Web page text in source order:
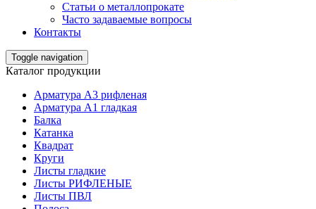
Статьи о металлопрокате
Часто задаваемые вопросы
Контакты
Toggle navigation
Каталог продукции
Арматура А3 рифленая
Арматура А1 гладкая
Балка
Катанка
Квадрат
Круги
Листы гладкие
Листы РИФЛЕНЫЕ
Листы ПВЛ